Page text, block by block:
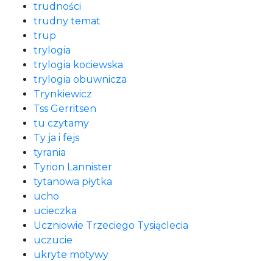
trudności
trudny temat
trup
trylogia
trylogia kociewska
trylogia obuwnicza
Trynkiewicz
Tss Gerritsen
tu czytamy
Ty ja i fejs
tyrania
Tyrion Lannister
tytanowa płytka
ucho
ucieczka
Uczniowie Trzeciego Tysiąclecia
uczucie
ukryte motywy